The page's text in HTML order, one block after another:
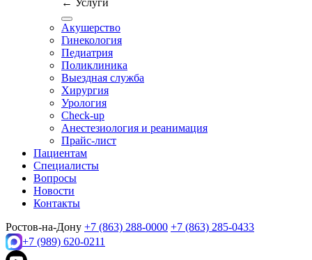
Акушерство
Гинекология
Педиатрия
Поликлиника
Выездная служба
Хирургия
Урология
Check-up
Анестезиология и реанимация
Прайс-лист
Пациентам
Специалисты
Вопросы
Новости
Контакты
Ростов-на-Дону +7 (863) 288-0000 +7 (863) 285-0433
+7 (989) 620-0211